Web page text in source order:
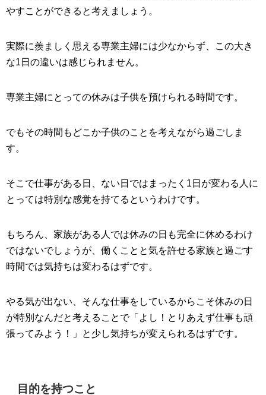
やすことができると考えましょう。
実際に羨ましく思える専業主婦には少なからず、この大き
な1日の違いは感じられません。
専業主婦にとっての休みは子供を預けられる時間です。
でもその時間もどこか子供のことを考えながら過ごしま
す。
そこで仕事がある日、ない日ではまったく1日が変わる人に
とっては特別な感覚を持てるというわけです。
もちろん、家族がある人では休みの日も完全に休めるわけ
ではないでしょうが、働くことと気を許せる家族と過ごす
時間では気持ちは変わるはずです。
やる気が出ない、そんな仕事をしているからこそ休みの日
が特別なんだと考えることで「よし！とりあえず仕事も頑
張ってみよう！」と少し気持ちが変えられるはずです。
目的を持つこと